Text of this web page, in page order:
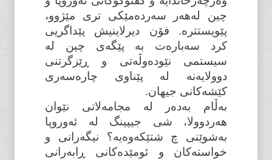
چین لەهەر سەردەمێکی تری مێژوو،
پێویستترە. فۆن دیرلاینیش پێداگریی
کرد سەبارەت بە پێگەی چین لە
سیستمی نێودەوڵەتی و ڕێزگرتنی
دوولایەنە لە پێناوی چارەسەری
کێشەکانی جیهان.
بەڵام بەدەر لە مجامەلاتی نێوان
هەردوولا، شی جیپینگ لە ئەوروپا
بەشوێنی چ شتێکەوەیە؟ نیگەرانی و
خواستەکان و ئومێدەکانی ڕابەرانی